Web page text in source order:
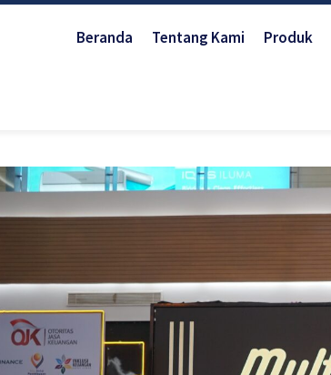
Beranda Tentang Kami Produk